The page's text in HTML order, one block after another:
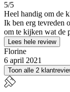
5/5
Heel handig om de
Ik ben erg tevreden
om te kijken wat de
Lees hele review
Florine
6 april 2021
Toon alle 2